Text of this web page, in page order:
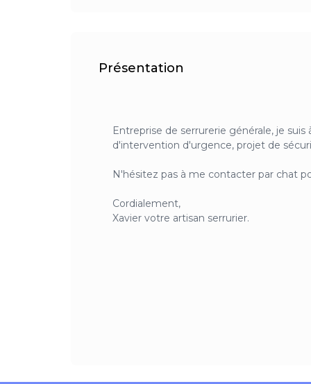
Présentation
Entreprise de serrurerie générale, je
d'intervention d'urgence, projet de
N'hésitez pas à me contacter par chat
Cordialement,
Xavier votre artisan serrurier.